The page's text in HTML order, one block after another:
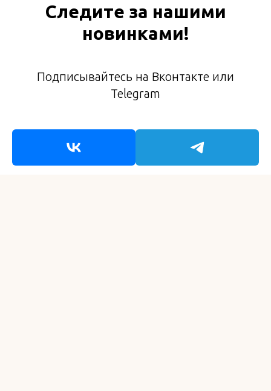
Следите за нашими
новинками!
Подписывайтесь на Вконтакте или
Telegram